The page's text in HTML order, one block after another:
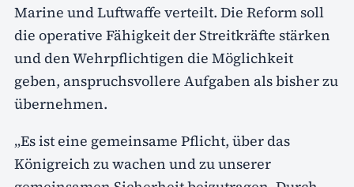
Marine und Luftwaffe verteilt. Die Reform soll
die operative Fähigkeit der Streitkräfte stärken
und den Wehrpflichtigen die Möglichkeit
geben, anspruchsvollere Aufgaben als bisher zu
übernehmen.
„Es ist eine gemeinsame Pflicht, über das
Königreich zu wachen und zu unserer